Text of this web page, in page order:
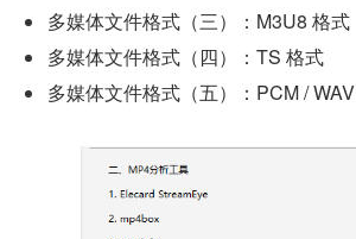
多媒体文件格式（三）：M3U8 格式
多媒体文件格式（四）：TS 格式
多媒体文件格式（五）：PCM /